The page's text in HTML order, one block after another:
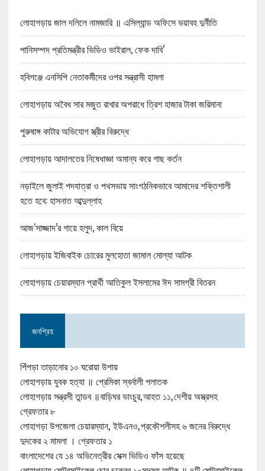
লোহাগড়ায় জাল দলিলে নামজারি ॥ এসিল্যান্ড অফিসে ভয়াবহ দুর্নীতি
পানিসম্পদ প্রতিমন্ত্রীর ভিডিও ভাইরাল, ফেক দাবি’
হবিগঞ্জে এনসিপি নেতাকর্মীদের ওপর সন্ত্রাসী হামলা
লোহাগড়ায় অবৈধ সার মজুত রাখার অপরাধে ত্রিশ হাজার টাকা জরিমানা
পুরুষাঙ্গ কাটার অভিযোগ স্ত্রীর বিরুদ্ধে
লোহাগড়ায় আদালতের নিষেধাজ্ঞা অমান্য করে গাছ কর্তন
নড়াইলে জুলাই পদযাত্রা ও পথসভায় সাংগঠনিকভাবে আমাদের শক্তিশালী
হতে হবে: হাসনাত আব্দুল্লাহ
আজ‘সাজ্জাদ’র গায়ে হলুদ, কাল বিয়ে
লোহাগড়ায় ইজিবাইক চোরের মুলহোতা জামাল মোল্যা আটক
লোহাগড়ায় চেয়ারম্যান প্রার্থী আতিকুল ইসলামের ঈদ সামগ্রী বিতরন
জনপ্রিয়
পিঁপড়া তাড়ানোর ১০ ঘরোয়া উপায়
লোহাগড়ায় যুবক হত্যা ॥ প্রেমিকা স্বর্নালী পলাতক
লোহাগড়ায় সন্ত্রসী তান্ডব ॥বাড়িঘর ভাংচুর,আহত ১১,দেশীয় অস্ত্রসহ
গ্রেফতার ৮
লোহাগড়া উপজেলা চেয়ারম্যান, ইউএনও,প্রকৌশলীসহ ৬ জনের বিরুদ্ধে
দুদকের ২ মামলা । গ্রেফতার ১
বাংলাদেশের যে ১৪ অভিনেত্রীর সেক্স ভিডিও ফাঁস হয়েছে